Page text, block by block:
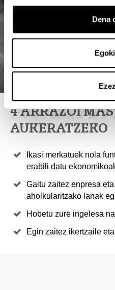
Dena
4 ARRAZOI
AUKERATZEKO
Ikasi merkatuek nola
erabili datu
Gaitu zaitez enpresa
aholkularitzako lanak
Hobetu zure ingelesa
Egin zaitez ikertzaile